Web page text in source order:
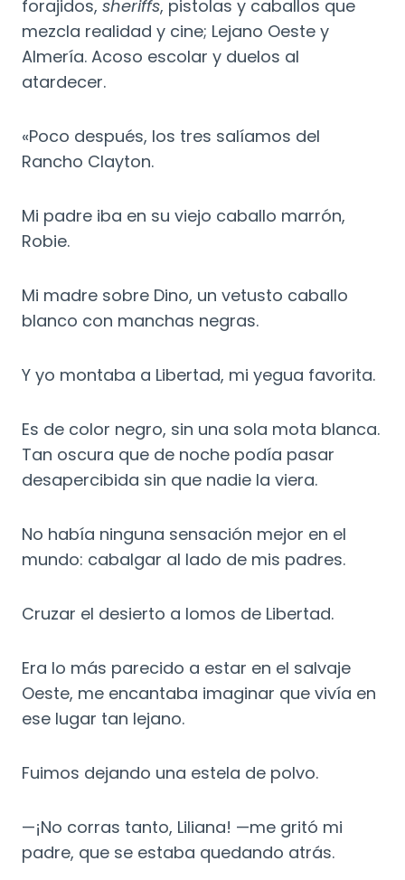
forajidos, sheriffs, pistolas y caballos que
mezcla realidad y cine; Lejano Oeste y
Almería. Acoso escolar y duelos al
atardecer.
«Poco después, los tres salíamos del
Rancho Clayton.
Mi padre iba en su viejo caballo marrón,
Robie.
Mi madre sobre Dino, un vetusto caballo
blanco con manchas negras.
Y yo montaba a Libertad, mi yegua favorita.
Es de color negro, sin una sola mota blanca.
Tan oscura que de noche podía pasar
desapercibida sin que nadie la viera.
No había ninguna sensación mejor en el
mundo: cabalgar al lado de mis padres.
Cruzar el desierto a lomos de Libertad.
Era lo más parecido a estar en el salvaje
Oeste, me encantaba imaginar que vivía en
ese lugar tan lejano.
Fuimos dejando una estela de polvo.
—¡No corras tanto, Liliana! —me gritó mi
padre, que se estaba quedando atrás.